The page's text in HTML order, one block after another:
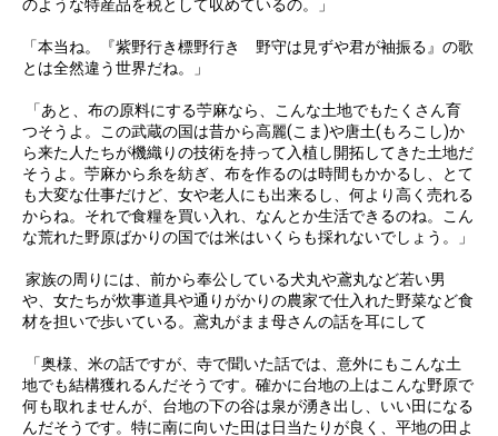
のような特産品を税として収めているの。」
「本当ね。『紫野行き標野行き 野守は見ずや君が袖振る』の歌
とは全然違う世界だね。」
「あと、布の原料にする苧麻なら、こんな土地でもたくさん育
つそうよ。この武蔵の国は昔から高麗(こま)や唐土(もろこし)か
ら来た人たちが機織りの技術を持って入植し開拓してきた土地だ
そうよ。苧麻から糸を紡ぎ、布を作るのは時間もかかるし、とて
も大変な仕事だけど、女や老人にも出来るし、何より高く売れる
からね。それで食糧を買い入れ、なんとか生活できるのね。こん
な荒れた野原ばかりの国では米はいくらも採れないでしょう。」
家族の周りには、前から奉公している犬丸や鳶丸など若い男
や、女たちが炊事道具や通りがかりの農家で仕入れた野菜など食
材を担いで歩いている。鳶丸がまま母さんの話を耳にして
「奥様、米の話ですが、寺で聞いた話では、意外にもこんな土
地でも結構獲れるんだそうです。確かに台地の上はこんな野原で
何も取れませんが、台地の下の谷は泉が湧き出し、いい田になる
んだそうです。特に南に向いた田は日当たりが良く、平地の田よ